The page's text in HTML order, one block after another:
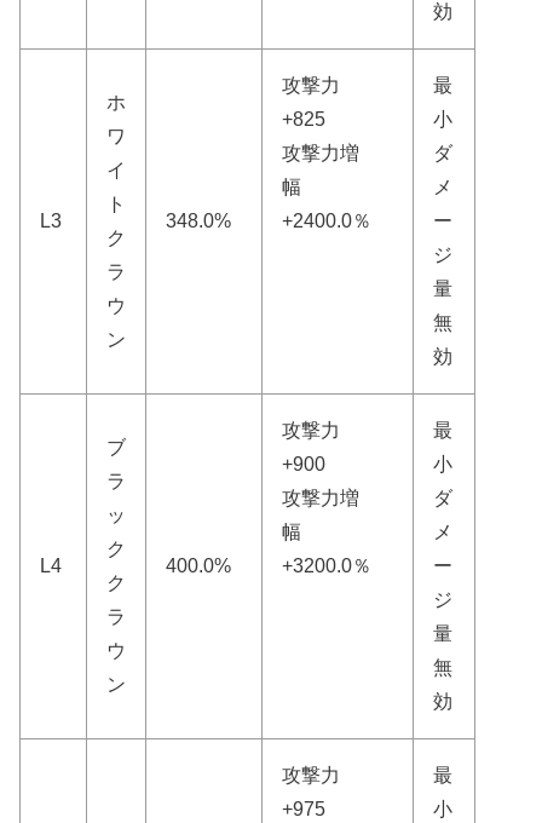
効
L3
ホ
ワ
イ
ト
ク
ラ
ウ
ン
348.0%
攻撃力
+825
攻撃力増
幅
+2400.0％
最
小
ダ
メ
ー
ジ
量
無
効
L4
ブ
ラ
ッ
ク
ク
ラ
ウ
ン
400.0%
攻撃力
+900
攻撃力増
幅
+3200.0％
最
小
ダ
メ
ー
ジ
量
無
効
攻撃力
+975
最
小